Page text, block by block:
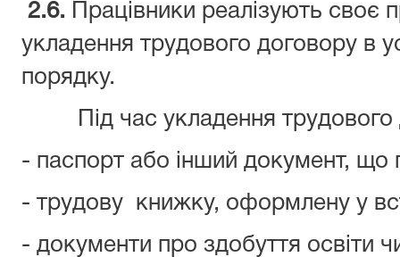
2.6. Працівники реалізують
укладення трудового договору в
порядку.
Під час укладення трудового
- паспорт або інший документ, що
- трудову книжку, оформлену у
- документи про здобуття освіти